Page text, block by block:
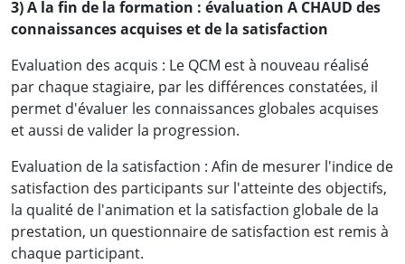
3) A la fin de la formation : évaluation A CHAUD des
connaissances acquises et de la satisfaction
Evaluation des acquis : Le QCM est à nouveau réalisé
par chaque stagiaire, par les différences constatées, il
permet d'évaluer les connaissances globales acquises
et aussi de valider la progression.
Evaluation de la satisfaction : Afin de mesurer l'indice de
satisfaction des participants sur l'atteinte des objectifs,
la qualité de l'animation et la satisfaction globale de la
prestation, un questionnaire de satisfaction est remis à
chaque participant.